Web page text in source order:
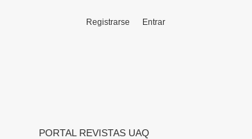
PORTAL REVISTAS UAQ
Registrarse Entrar